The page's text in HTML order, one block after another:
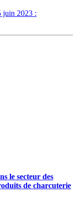
juin 2023 :
le secteur des
de charcuterie